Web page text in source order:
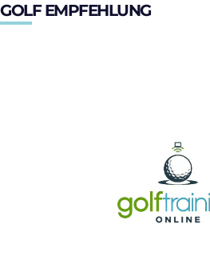
GOLF EMPFEHLUNG